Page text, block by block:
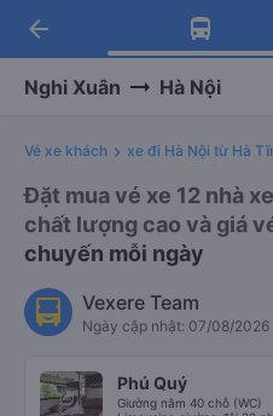
Tải app
Nhận ưu đãi
Tải app Vexere
-30k/ghế khi
arrow_back
Nghi Xuân Hà Nội
Vé xe khách xe đi Hà Nội từ Hà
Đặt mua vé xe 12 nhà
chất lượng cao và giá
chuyến mỗi ngày
Vexere Team
Ngày cập nhật: 07/08/2026
Phú Quý
Giường nằm 40 chỗ (WC)